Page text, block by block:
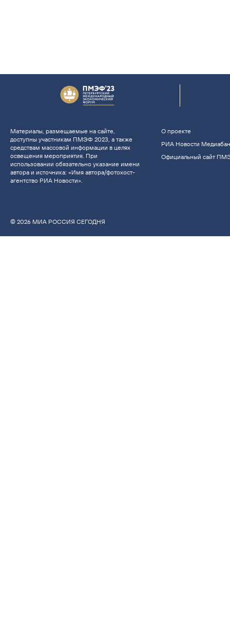
Материалы, размещаемые на сайте,
доступны участникам ПМЭФ 2023, а также
средствам массовой информации в целях
освещения мероприятия. При
использовании обязательно указание имени
автора и источника: «Имя автора/фотохост-
агентство РИА Новости».
О проекте
РИА Новости
Официальный сайт
© 2026 МИА РОССИЯ СЕГОДНЯ